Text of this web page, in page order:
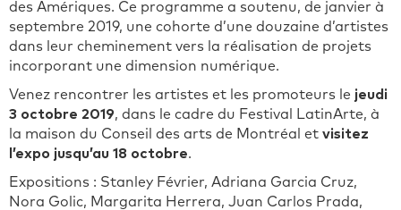
des Amériques. Ce programme a soutenu, de janvier à
septembre 2019, une cohorte d’une douzaine d’artistes
dans leur cheminement vers la réalisation de projets
incorporant une dimension numérique.
Venez rencontrer les artistes et les promoteurs le jeudi
3 octobre 2019, dans le cadre du Festival LatinArte, à
la maison du Conseil des arts de Montréal et visitez
l’expo jusqu’au 18 octobre.
Expositions : Stanley Février, Adriana Garcia Cruz,
Nora Golic, Margarita Herrera, Juan Carlos Prada,